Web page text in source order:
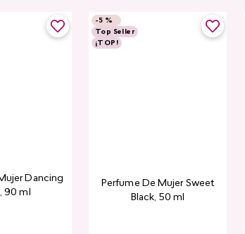
Dancing
90 ml
-5 %
Top Seller
¡TOP!
Perfume De Mujer Sweet
Black, 50 ml